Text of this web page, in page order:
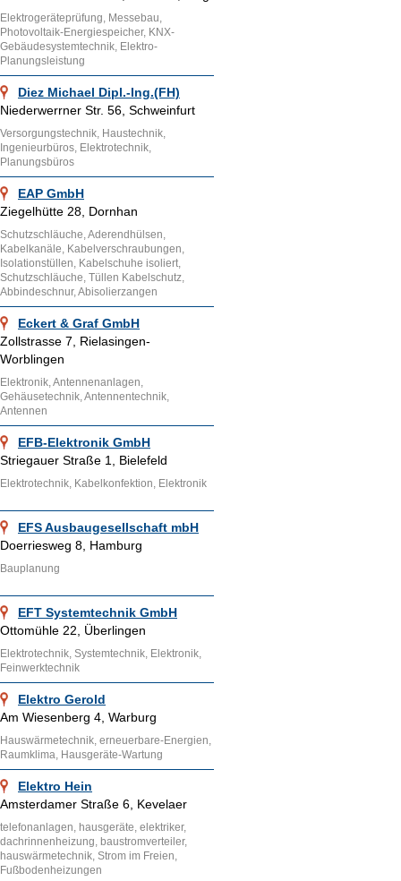
Elektrogeräteprüfung, Messebau,
Photovoltaik-Energiespeicher, KNX-
Gebäudesystemtechnik, Elektro-
Planungsleistung
Diez Michael Dipl.-Ing.(FH)
Niederwerrner Str. 56, Schweinfurt
Versorgungstechnik, Haustechnik,
Ingenieurbüros, Elektrotechnik,
Planungsbüros
EAP GmbH
Ziegelhütte 28, Dornhan
Schutzschläuche, Aderendhülsen,
Kabelkanäle, Kabelverschraubungen,
Isolationstüllen, Kabelschuhe isoliert,
Schutzschläuche, Tüllen Kabelschutz,
Abbindeschnur, Abisolierzangen
Eckert & Graf GmbH
Zollstrasse 7, Rielasingen-
Worblingen
Elektronik, Antennenanlagen,
Gehäusetechnik, Antennentechnik,
Antennen
EFB-Elektronik GmbH
Striegauer Straße 1, Bielefeld
Elektrotechnik, Kabelkonfektion, Elektronik
EFS Ausbaugesellschaft mbH
Doerriesweg 8, Hamburg
Bauplanung
EFT Systemtechnik GmbH
Ottomühle 22, Überlingen
Elektrotechnik, Systemtechnik, Elektronik,
Feinwerktechnik
Elektro Gerold
Am Wiesenberg 4, Warburg
Hauswärmetechnik, erneuerbare-Energien,
Raumklima, Hausgeräte-Wartung
Elektro Hein
Amsterdamer Straße 6, Kevelaer
telefonanlagen, hausgeräte, elektriker,
dachrinnenheizung, baustromverteiler,
hauswärmetechnik, Strom im Freien,
Fußbodenheizungen